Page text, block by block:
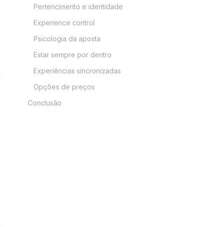
Pertencimento e identidade
Experience control
Psicologia da aposta
Estar sempre por dentro
Experiências sincronizadas
Opções de preços
Conclusão